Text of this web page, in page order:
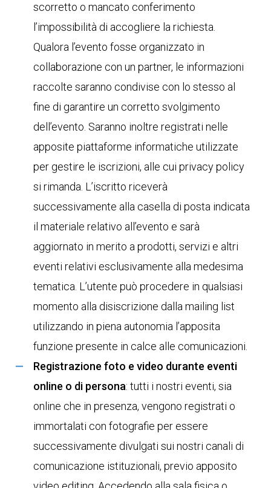
scorretto o mancato conferimento
l’impossibilità di accogliere la richiesta.
Qualora l’evento fosse organizzato in
collaborazione con un partner, le informazioni
raccolte saranno condivise con lo stesso al
fine di garantire un corretto svolgimento
dell’evento. Saranno inoltre registrati nelle
apposite piattaforme informatiche utilizzate
per gestire le iscrizioni, alle cui privacy policy
si rimanda. L’iscritto riceverà
successivamente alla casella di posta indicata
il materiale relativo all’evento e sarà
aggiornato in merito a prodotti, servizi e altri
eventi relativi esclusivamente alla medesima
tematica. L’utente può procedere in qualsiasi
momento alla disiscrizione dalla mailing list
utilizzando in piena autonomia l’apposita
funzione presente in calce alle comunicazioni.
Registrazione foto e video durante eventi
online o di persona: tutti i nostri eventi, sia
online che in presenza, vengono registrati o
immortalati con fotografie per essere
successivamente divulgati sui nostri canali di
comunicazione istituzionali, previo apposito